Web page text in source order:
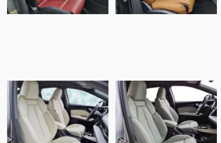
Buffalino Leder
Buffalino Leder
Audi Q4, Alba
Buffalino Leder Wit
Audi Q4, Alba eco-
leather® Titanium
grijs